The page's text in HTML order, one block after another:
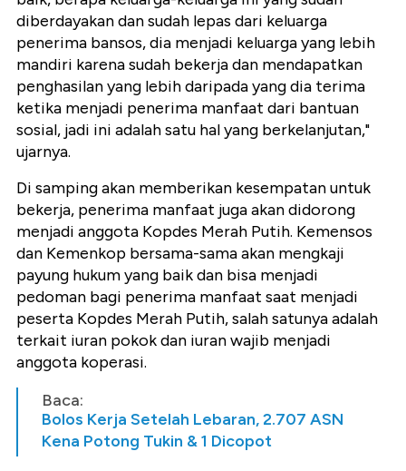
diberdayakan dan sudah lepas dari keluarga
penerima bansos, dia menjadi keluarga yang lebih
mandiri karena sudah bekerja dan mendapatkan
penghasilan yang lebih daripada yang dia terima
ketika menjadi penerima manfaat dari bantuan
sosial, jadi ini adalah satu hal yang berkelanjutan,"
ujarnya.
Di samping akan memberikan kesempatan untuk
bekerja, penerima manfaat juga akan didorong
menjadi anggota Kopdes Merah Putih. Kemensos
dan Kemenkop bersama-sama akan mengkaji
payung hukum yang baik dan bisa menjadi
pedoman bagi penerima manfaat saat menjadi
peserta Kopdes Merah Putih, salah satunya adalah
terkait iuran pokok dan iuran wajib menjadi
anggota koperasi.
Baca:
Bolos Kerja Setelah Lebaran, 2.707 ASN
Kena Potong Tukin & 1 Dicopot